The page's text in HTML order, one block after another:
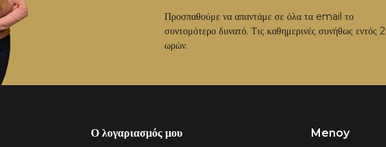
Προσπαθούμε να απαντάμε σε όλα τα email το
συντομότερο δυνατό. Τις καθημερινές συνήθως εντός 2
ωρών.
Ο λογαριασμός μου Menoy